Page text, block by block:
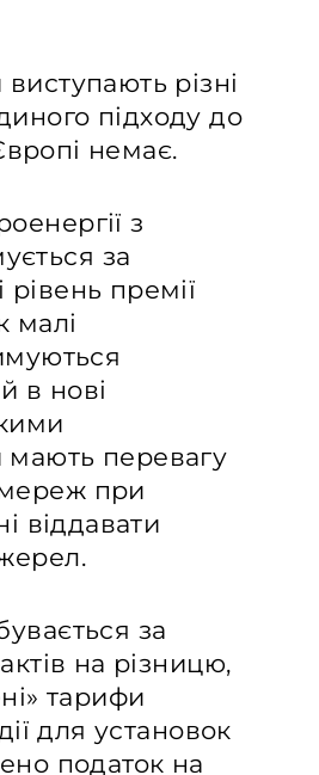
різні
підходу до
немає.
з
за
премії
малі
в нові
мають перевагу
при
віддавати
за
на різницю,
тарифи
для установок
податок на